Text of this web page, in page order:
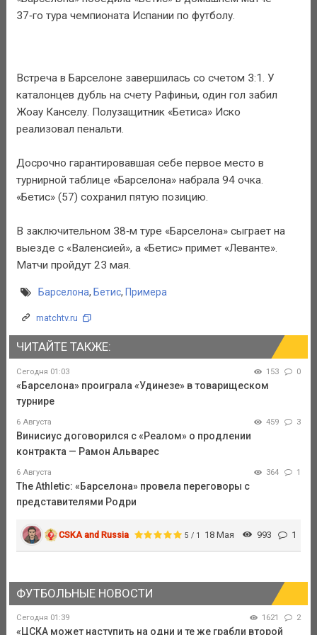
37‑го тура чемпионата Испании по футболу.
Встреча в Барселоне завершилась со счетом 3:1. У
каталонцев дубль на счету Рафиньи, один гол забил
Жоау Канселу. Полузащитник «Бетиса» Иско
реализовал пенальти.
Досрочно гарантировавшая себе первое место в
турнирной таблице «Барселона» набрала 94 очка.
«Бетис» (57) сохранил пятую позицию.
В заключительном 38‑м туре «Барселона» сыграет на
выезде с «Валенсией», а «Бетис» примет «Леванте».
Матчи пройдут 23 мая.
Барселона, Бетис, Примера
matchtv.ru
ЧИТАЙТЕ ТАКЖЕ:
Сегодня 01:03 153 0
«Барселона» проиграла «Удинезе» в товарищеском
турнире
6 Августа 459 3
Винисиус договорился с «Реалом» о продлении
контракта — Рамон Альварес
6 Августа 364 1
The Athletic: «Барселона» провела переговоры с
представителями Родри
CSKA and Russia 5 / 1 18 Мая 993 1
ФУТБОЛЬНЫЕ НОВОСТИ
Сегодня 01:39 1621 2
«ЦСКА может наступить на одни и те же грабли второй